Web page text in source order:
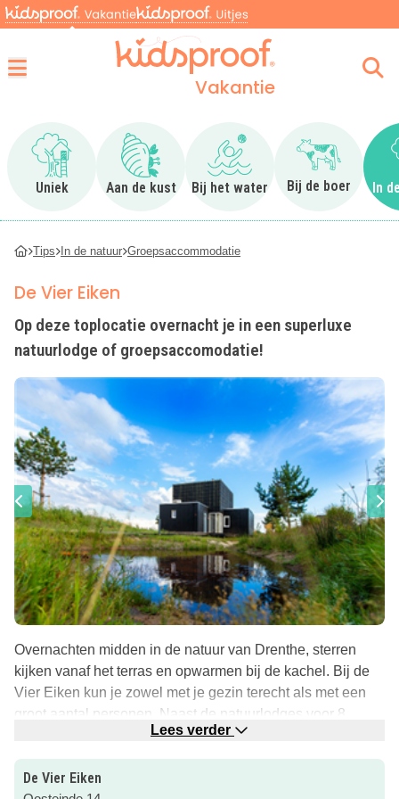
Vakantie
Uniek
Ga naar Uniek
Aan de kust
Ga naar Aan de kust
Bij het water
Ga naar Bij het water
Bij de boer
Ga naar Bij
In
Tips In de natuur Groepsaccommodatie
De Vier Eiken
Op deze toplocatie overnacht je in een superluxe
natuurlodge of groepsaccomodatie!
Overnachten midden in de natuur van Drenthe, sterren
kijken vanaf het terras en opwarmen bij de kachel. Bij de
Vier Eiken kun je zowel met je gezin terecht als met een
groot aantal personen. Naast de natuurlodges voor 8
personen is er ook een prachtig, luxe huis dat geschikt is
voor wel 27 personen!
Luxe wellness- natuurlodge
Lees verder
De Vier Eiken